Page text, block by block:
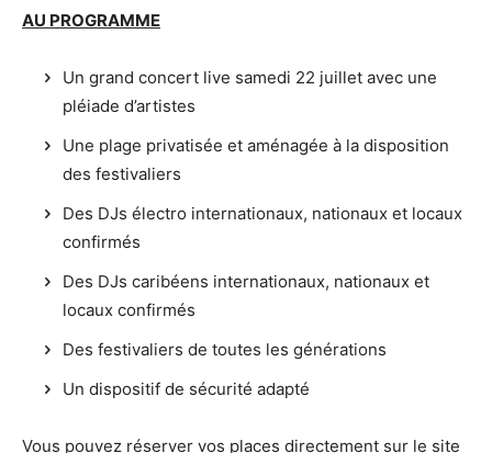
AU PROGRAMME
Un grand concert live samedi 22 juillet avec une
pléiade d’artistes
Une plage privatisée et aménagée à la disposition
des festivaliers
Des DJs électro internationaux, nationaux et locaux
confirmés
Des DJs caribéens internationaux, nationaux et
locaux confirmés
Des festivaliers de toutes les générations
Un dispositif de sécurité adapté
Vous pouvez réserver vos places directement sur le site